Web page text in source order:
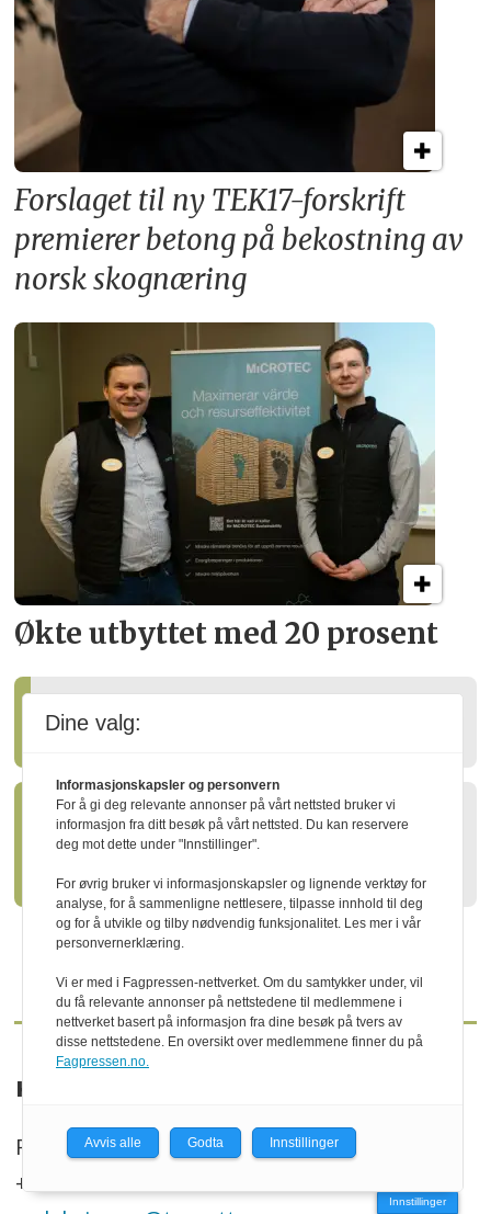
Forslaget til ny TEK17-forskrift
premierer betong på bekostning av
norsk skognæring
Økte utbyttet med 20 prosent
Ny styreleder i Treindustrien
Slik kan skogen gagne både
KONTAKT
P.b. 130, N-2261 Kirkenær
+47 469 41 000
Innstillinger
Dine valg:
Informasjonskapsler og personvern
For å gi deg relevante annonser på vårt nettsted bruker vi
informasjon fra ditt besøk på vårt nettsted. Du kan reservere
deg mot dette under "Innstillinger".
For øvrig bruker vi informasjonskapsler og lignende verktøy for
analyse, for å sammenligne nettlesere, tilpasse innhold til deg
og for å utvikle og tilby nødvendig funksjonalitet. Les mer i vår
personvernerklæring.
Vi er med i Fagpressen-nettverket. Om du samtykker under, vil
du få relevante annonser på nettstedene til medlemmene i
nettverket basert på informasjon fra dine besøk på tvers av
disse nettstedene. En oversikt over medlemmene finner du på
Fagpressen.no.
Avvis alle Godta Innstillinger